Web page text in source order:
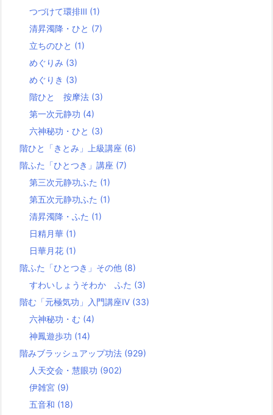
つづけて環排Ⅲ (1)
清昇濁降・ひと (7)
立ちのひと (1)
めぐりみ (3)
めぐりき (3)
階ひと 按摩法 (3)
第一次元静功 (4)
六神秘功・ひと (3)
階ひと「きとみ」上級講座 (6)
階ふた「ひとつき」講座 (7)
第三次元静功ふた (1)
第五次元静功ふた (1)
清昇濁降・ふた (1)
日精月華 (1)
日華月花 (1)
階ふた「ひとつき」その他 (8)
すわいしょうそわか ふた (3)
階む「元極気功」入門講座Ⅳ (33)
六神秘功・む (4)
神鳳遊歩功 (14)
階みブラッシュアップ功法 (929)
人天交会・慧眼功 (902)
伊雑宮 (9)
五音和 (18)